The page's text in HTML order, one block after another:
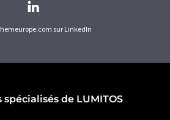
sur LinkedIn
de LUMITOS